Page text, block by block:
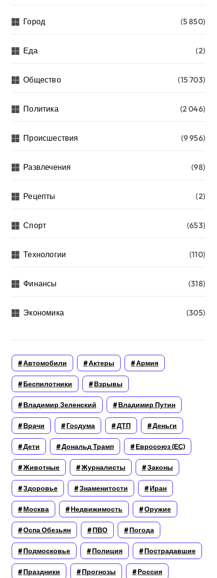
Город (5 850)
Еда (2)
Общество (15 703)
Политика (2 046)
Происшествия (9 956)
Развлечения (98)
Рецепты (2)
Спорт (653)
Технологии (110)
Финансы (318)
Экономика (305)
Автомобили Актеры Армия
Беспилотники Взрывы
Владимир Зеленский Владимир Путин
Врачи Госдума ДТП Деньги
Дети Дональд Трамп Евросоюз (ЕС)
Животные Журналисты Законы
Здоровье Знаменитости Иран
Москва Недвижимость Оружие
Оспа Обезьян ПВО Погода
Подмосковье Полиция Пострадавшие
Праздники Прогнозы Россия